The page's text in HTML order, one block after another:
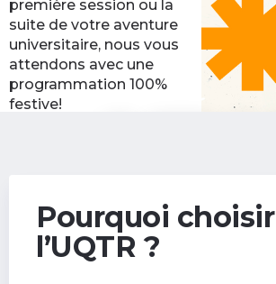
première session ou la
suite de votre aventure
universitaire, nous vous
attendons avec une
programmation 100%
festive!
Pourquoi choisir
l’UQTR ?